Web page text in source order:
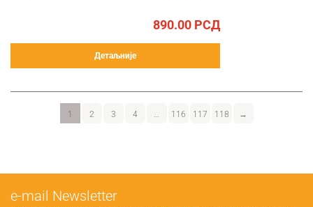
890.00 РСД
Детаљније
1 2 3 4 116 117 118 →
е-mail Newsletter